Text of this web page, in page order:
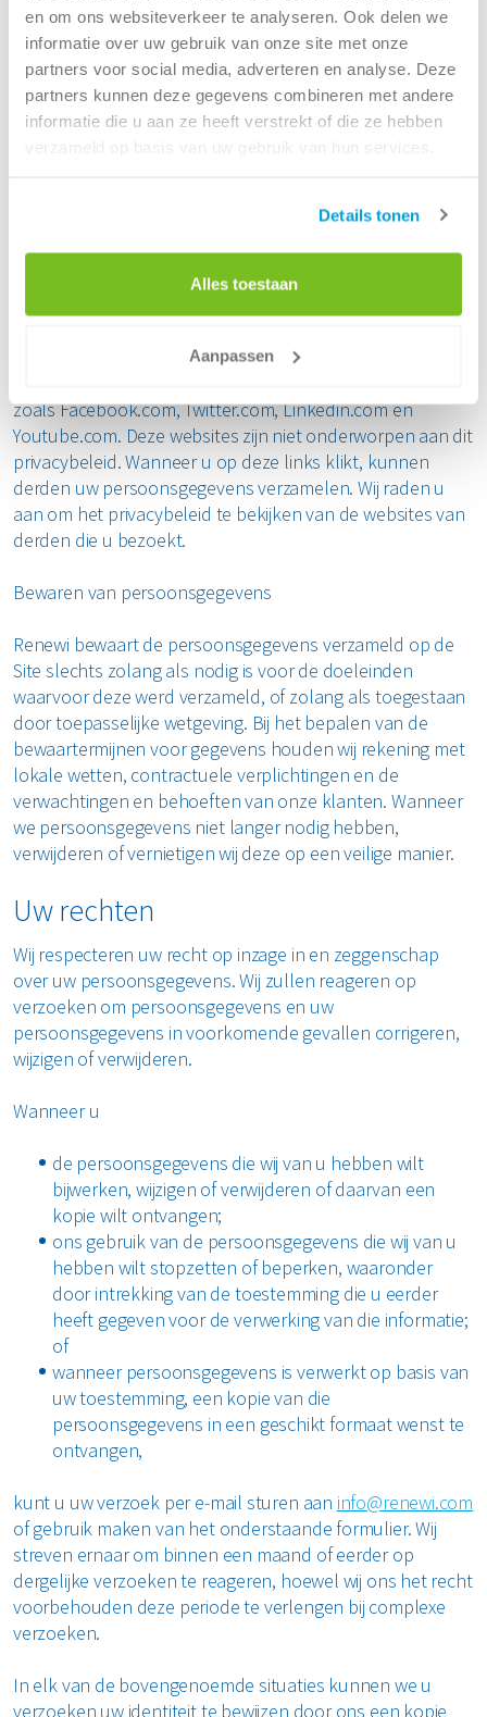
en om ons websiteverkeer te analyseren. Ook delen we
informatie over uw gebruik van onze site met onze
partners voor social media, adverteren en analyse. Deze
partners kunnen deze gegevens combineren met andere
informatie die u aan ze heeft verstrekt of die ze hebben
verzameld op basis van uw gebruik van hun services.
Details tonen
Alles toestaan
Aanpassen
Renewi kan activa verkopen of kopen in het kader van
haar bedrijfsactiviteiten. Indien een andere entiteit al onze
activa of vrijwel al onze activa overneemt, kunnen
persoonsgegevens en niet-persoonlijke herleidbare
informatie die Renewi heeft verzameld over de gebruikers
van de Site en de klanten van Renewi aan die entiteit
faillissements- of herstructureringsprocedure als een
actief van ons worden beschouwd en aan derden worden
verkocht of doorgegeven.
zoals Facebook.com, Twitter.com, Linkedin.com en
Youtube.com. Deze websites zijn niet onderworpen aan dit
privacybeleid. Wanneer u op deze links klikt, kunnen
derden uw persoonsgegevens verzamelen. Wij raden u
aan om het privacybeleid te bekijken van de websites van
derden die u bezoekt.
Bewaren van persoonsgegevens
Renewi bewaart de persoonsgegevens verzameld op de
Site slechts zolang als nodig is voor de doeleinden
waarvoor deze werd verzameld, of zolang als toegestaan
door toepasselijke wetgeving. Bij het bepalen van de
bewaartermijnen voor gegevens houden wij rekening met
lokale wetten, contractuele verplichtingen en de
verwachtingen en behoeften van onze klanten. Wanneer
we persoonsgegevens niet langer nodig hebben,
verwijderen of vernietigen wij deze op een veilige manier.
Uw rechten
Wij respecteren uw recht op inzage in en zeggenschap
over uw persoonsgegevens. Wij zullen reageren op
verzoeken om persoonsgegevens en uw
persoonsgegevens in voorkomende gevallen corrigeren,
wijzigen of verwijderen.
Wanneer u
de persoonsgegevens die wij van u hebben wilt
bijwerken, wijzigen of verwijderen of daarvan een
kopie wilt ontvangen;
ons gebruik van de persoonsgegevens die wij van u
hebben wilt stopzetten of beperken, waaronder
door intrekking van de toestemming die u eerder
heeft gegeven voor de verwerking van die informatie;
of
wanneer persoonsgegevens is verwerkt op basis van
uw toestemming, een kopie van die
persoonsgegevens in een geschikt formaat wenst te
ontvangen,
kunt u uw verzoek per e-mail sturen aan info@renewi.com
of gebruik maken van het onderstaande formulier. Wij
streven ernaar om binnen een maand of eerder op
dergelijke verzoeken te reageren, hoewel wij ons het recht
voorbehouden deze periode te verlengen bij complexe
verzoeken.
In elk van de bovengenoemde situaties kunnen we u
verzoeken uw identiteit te bewijzen door ons een kopie